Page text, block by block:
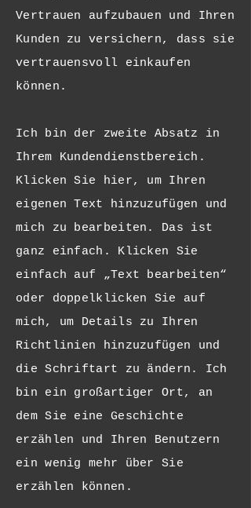
Vertrauen aufzubauen und Ihren
Kunden zu versichern, dass sie
vertrauensvoll einkaufen
können.
Ich bin der zweite Absatz in
Ihrem Kundendienstbereich.
Klicken Sie hier, um Ihren
eigenen Text hinzuzufügen und
mich zu bearbeiten. Das ist
ganz einfach. Klicken Sie
einfach auf „Text bearbeiten“
oder doppelklicken Sie auf
mich, um Details zu Ihren
Richtlinien hinzuzufügen und
die Schriftart zu ändern. Ich
bin ein großartiger Ort, an
dem Sie eine Geschichte
erzählen und Ihren Benutzern
ein wenig mehr über Sie
erzählen können.